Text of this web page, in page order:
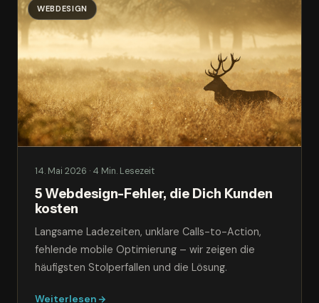
WEBDESIGN
14. Mai 2026 · 4 Min. Lesezeit
5 Webdesign-Fehler, die Dich Kunden
kosten
Langsame Ladezeiten, unklare Calls-to-Action,
fehlende mobile Optimierung – wir zeigen die
häufigsten Stolperfallen und die Lösung.
Weiterlesen